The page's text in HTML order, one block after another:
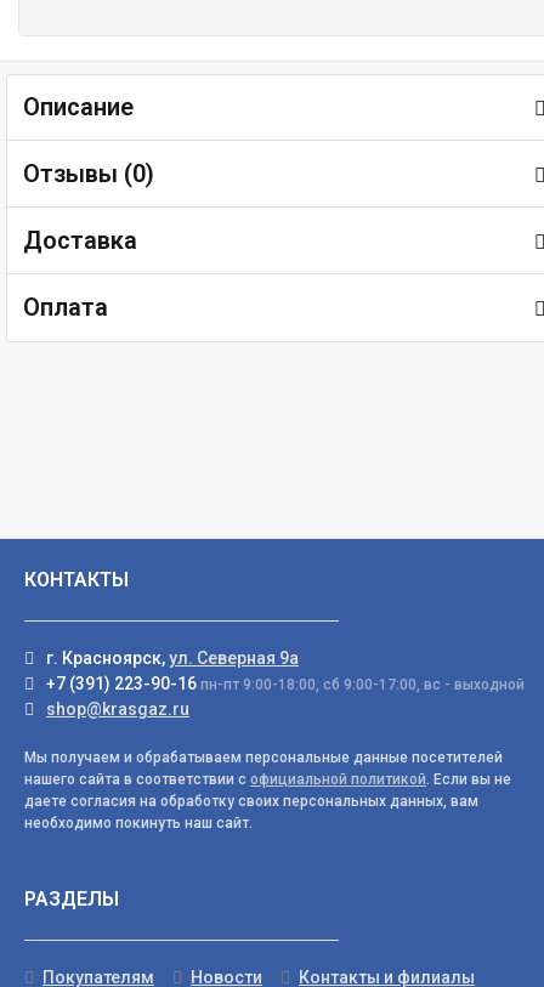
Описание
Отзывы (0)
Доставка
Оплата
КОНТАКТЫ
г. Красноярск,ул. Северная 9а
+7 (391) 223-90-16 пн-пт 9:00-18:00, сб 9:00-17:00, вс - выходной
shop@krasgaz.ru
Мы получаем и обрабатываем персональные данные посетителей
нашего сайта в соответствии с официальной политикой. Если вы не
даете согласия на обработку своих персональных данных, вам
необходимо покинуть наш сайт.
РАЗДЕЛЫ
Покупателям Новости Контакты и филиалы